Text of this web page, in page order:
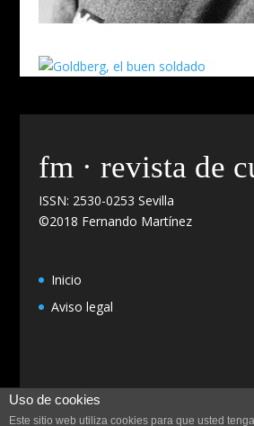
fm · revista de
ISSN: 2530-0253 Sevilla
©2018 Fernando Martínez
Inicio
Aviso legal
Uso de cookies
Este sitio web utiliza cookies para que usted